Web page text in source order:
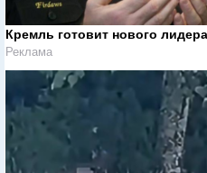
Кремль готовит нового
Реклама